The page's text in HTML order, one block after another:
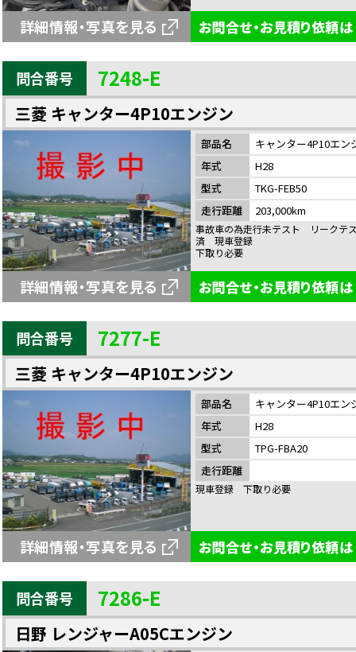
詳細情報・写真を見る お問合せ・お見積り依頼は
問合番号 7248-E
三菱 キャンター4P10エンジン
部品名
キャンター4P10エン
年式
H28
型式
TKG-FEB50
走行距離
203,000km
事故車の為走行未テスト リークテ
済 現車登録
下取り必要
詳細情報・写真を見る お問合せ・お見積り依頼は
問合番号 7277-E
三菱 キャンター4P10エンジン
部品名
キャンター4P10エン
年式
H28
型式
TPG-FBA20
走行距離
現車登録 下取り必要
詳細情報・写真を見る お問合せ・お見積り依頼は
問合番号 7286-E
日野 レンジャーA05Cエンジン